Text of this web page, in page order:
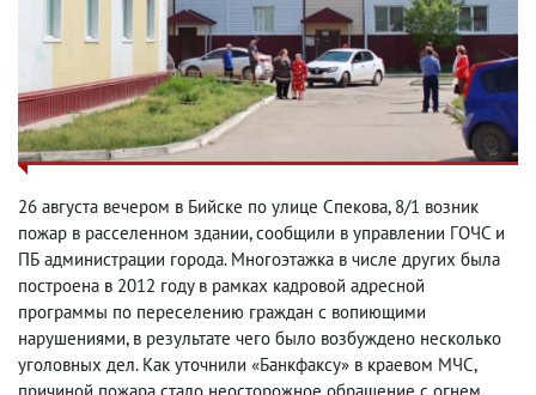
26 августа вечером в Бийске по улице Спекова, 8/1 возник
пожар в расселенном здании, сообщили в управлении ГОЧС и
ПБ администрации города. Многоэтажка в числе других была
построена в 2012 году в рамках кадровой адресной
программы по переселению граждан с вопиющими
нарушениями, в результате чего было возбуждено несколько
уголовных дел. Как уточнили «Банкфаксу» в краевом МЧС,